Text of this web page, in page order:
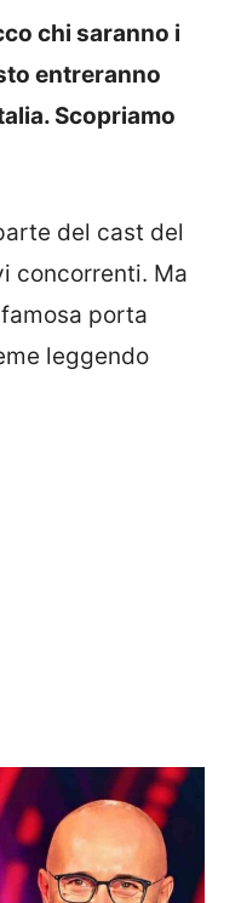
chi saranno i
entreranno
Scopriamo
del cast del
concorrenti. Ma
porta
leggendo